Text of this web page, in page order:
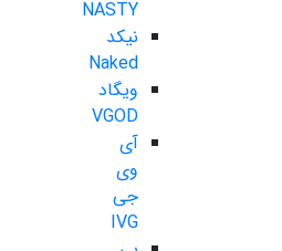
NASTY
نیکد
Naked
ویگاد
VGOD
آی
وی
جی
IVG